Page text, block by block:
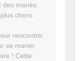
des mariés
chers.
rencontre,
se marier,
! Cette